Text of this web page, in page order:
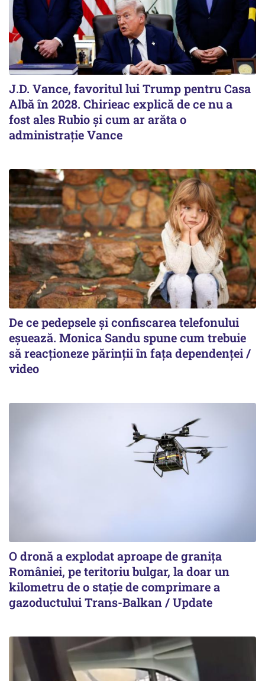
J.D. Vance, favoritul lui Trump pentru Casa
Albă în 2028. Chirieac explică de ce nu a
fost ales Rubio și cum ar arăta o
administrație Vance
De ce pedepsele și confiscarea telefonului
eșuează. Monica Sandu spune cum trebuie
să reacționeze părinții în fața dependenței /
video
O dronă a explodat aproape de granița
României, pe teritoriu bulgar, la doar un
kilometru de o stație de comprimare a
gazoductului Trans-Balkan / Update